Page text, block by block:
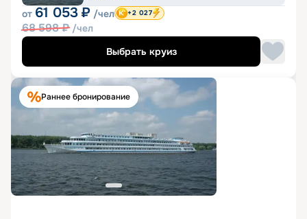
от 61 053 ₽ /чел
68 598₽ /чел
+2 027
Выбрать круиз
Раннее бронирование